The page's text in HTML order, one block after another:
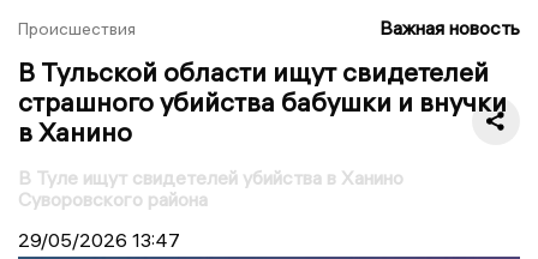
Происшествия Важная новость
В Тульской области ищут свидетелей
страшного убийства бабушки и внучки
в Ханино
В Туле ищут свидетелей убийства в Ханино
Суворовского района
29/05/2026 13:47